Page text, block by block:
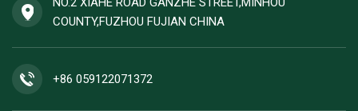
экономичностью.
Принимается заказ на
один комплект дизельного
COUNTY,FUZHOU FUJIAN CHINA
+86 059122071372